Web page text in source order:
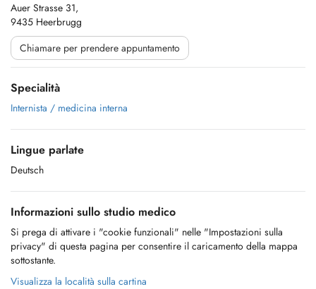
Auer Strasse 31,
9435 Heerbrugg
Chiamare per prendere appuntamento
Specialità
Internista / medicina interna
Lingue parlate
Deutsch
Informazioni sullo studio medico
Si prega di attivare i "cookie funzionali" nelle "Impostazioni sulla
privacy" di questa pagina per consentire il caricamento della mappa
sottostante.
Visualizza la località sulla cartina